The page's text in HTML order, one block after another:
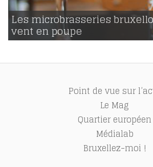
Les microbrasseries
vent en poupe
31 | 03 | 2016
943
Point de vue sur
Le Mag
Quartier européen
Médialab
Bruxellez-moi !